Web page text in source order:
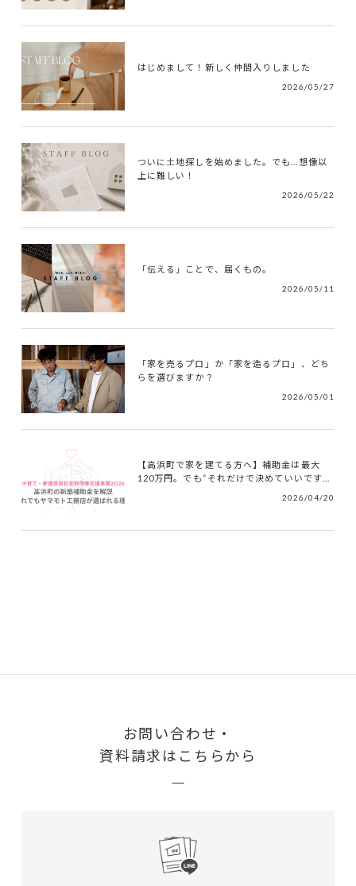
はじめまして！新しく仲間入りしました
2026/05/27
ついに土地探しを始めました。でも…想像以
上に難しい！
2026/05/22
「伝える」ことで、届くもの。
2026/05/11
「家を売るプロ」か「家を造るプロ」、どち
らを選びますか？
2026/05/01
【高浜町で家を建てる方へ】補助金は最大
120万円。でも“それだけで決めていいです...
2026/04/20
お問い合わせ・
資料請求はこちらから